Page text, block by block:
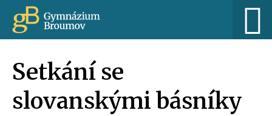
Setkání se
slovanskými básníky